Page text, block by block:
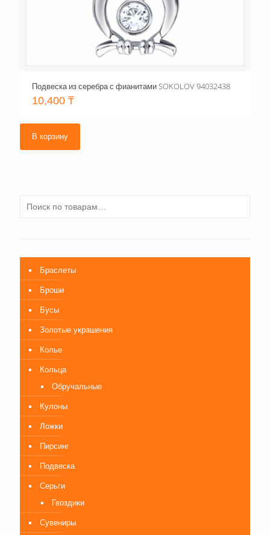
Подвеска из серебра с фианитами SOKOLOV 94032438
10,400 ₸
В корзину
Браслеты
Броши
Бусы
Золотые украшения
Колье
Кольца
Обручальные
Кулоны
Ложки
Пирсинг
Подвеска
Серьги
Гвоздики
Сувениры